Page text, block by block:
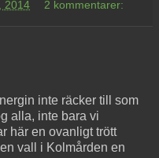
2014 2 kommentarer:
inte räcker till som
alla, inte bara vi
här en ovanligt trött
vall i Kolmården en